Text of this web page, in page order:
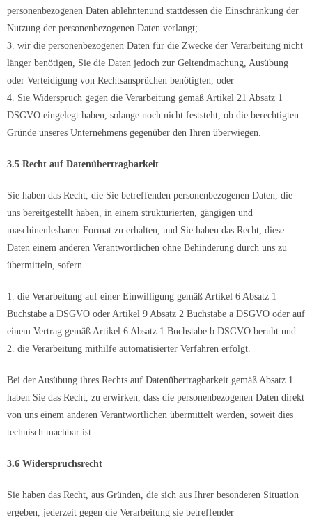
personenbezogenen Daten ablehntenund stattdessen die Einschränkung der
Nutzung der personenbezogenen Daten verlangt;
3. wir die personenbezogenen Daten für die Zwecke der Verarbeitung nicht
länger benötigen, Sie die Daten jedoch zur Geltendmachung, Ausübung
oder Verteidigung von Rechtsansprüchen benötigten, oder
4. Sie Widerspruch gegen die Verarbeitung gemäß Artikel 21 Absatz 1
DSGVO eingelegt haben, solange noch nicht feststeht, ob die berechtigten
Gründe unseres Unternehmens gegenüber den Ihren überwiegen.
3.5 Recht auf Datenübertragbarkeit
Sie haben das Recht, die Sie betreffenden personenbezogenen Daten, die
uns bereitgestellt haben, in einem strukturierten, gängigen und
maschinenlesbaren Format zu erhalten, und Sie haben das Recht, diese
Daten einem anderen Verantwortlichen ohne Behinderung durch uns zu
übermitteln, sofern
1. die Verarbeitung auf einer Einwilligung gemäß Artikel 6 Absatz 1
Buchstabe a DSGVO oder Artikel 9 Absatz 2 Buchstabe a DSGVO oder auf
einem Vertrag gemäß Artikel 6 Absatz 1 Buchstabe b DSGVO beruht und
2. die Verarbeitung mithilfe automatisierter Verfahren erfolgt.
Bei der Ausübung ihres Rechts auf Datenübertragbarkeit gemäß Absatz 1
haben Sie das Recht, zu erwirken, dass die personenbezogenen Daten direkt
von uns einem anderen Verantwortlichen übermittelt werden, soweit dies
technisch machbar ist.
3.6 Widerspruchsrecht
Sie haben das Recht, aus Gründen, die sich aus Ihrer besonderen Situation
ergeben, jederzeit gegen die Verarbeitung sie betreffender